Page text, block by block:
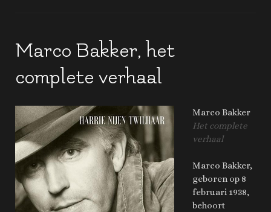
Marco Bakker, het
complete verhaal
Marco Bakker
Het complete
verhaal
Marco Bakker,
geboren op 8
februari 1938,
behoort